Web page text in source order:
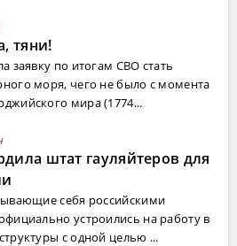
тяни!
заявку по итогам СВО стать
моря, чего не было с момента
мира (1774...
штат гауляйтеров для
себя российскими
устроились на работу в
с одной целью ...